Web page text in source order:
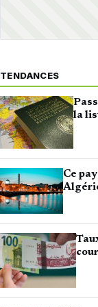
TENDANCES
la
Ce